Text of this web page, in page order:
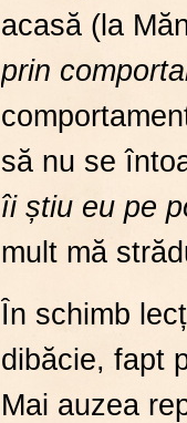
acasă (la
prin
să nu se
îi știu eu pe
mult mă
În schimb
dibăcie, fapt
Mai auzea